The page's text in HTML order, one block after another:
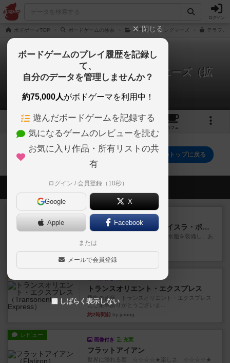
ログイン
ボドゲーマTOP ボードゲームの検索 テラフォーミングマーズ テラフォ
テラフォーミングマーズ：コロニーズ（拡
張）
0件の戦略やコツ
6 1 7
カフェ
テラフォーミングマーズ：コロニーズ（拡張）のトップに戻る
会員の新しい投稿
ルール/インスト
キャプテン・フリップ：イスラ・ボンバ
イスラ・ボンバを探しに出航!潜水艦を装備し、あ
なたの乗組員を監獄から解...
約2時間前by jurong
トランスオリエント・エクスプレス
乗客の皆様、トランスオリエント・エクスプレス
にご乗車ありがとうございま...
約2時間前 by jurong
レビュー
画像付き 充実
フラットアイアン
世界に浸れる度 ☆☆☆☆★楽しさ ☆☆☆☆★
閉じる
ボードゲームのプレイ履歴を記録し
て、
自分のデータを管理しませんか？
約75,000人がボドゲーマを利用中！
遊んだボードゲームを記録する
気になるゲームのレビューを読む
お気に入り作品・所有リストの共
有
ログイン / 会員登録（10秒）
Google X
Apple Facebook
または
メールで会員登録
しばらく表示しない